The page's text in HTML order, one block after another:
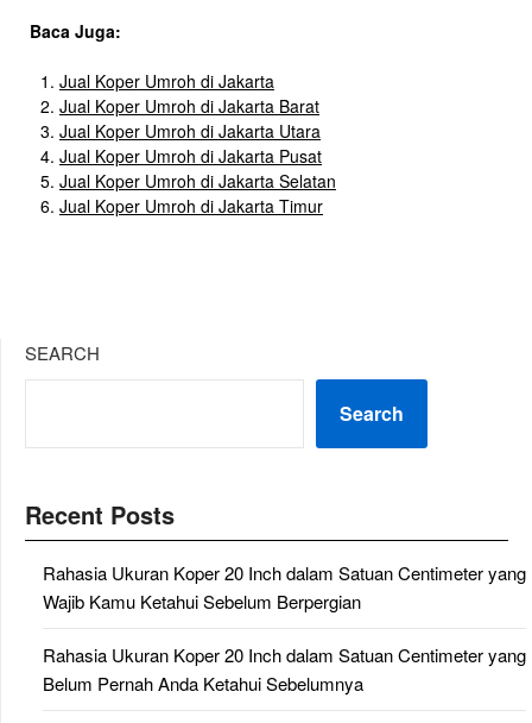
Baca Juga:
Jual Koper Umroh di Jakarta
Jual Koper Umroh di Jakarta Barat
Jual Koper Umroh di Jakarta Utara
Jual Koper Umroh di Jakarta Pusat
Jual Koper Umroh di Jakarta Selatan
Jual Koper Umroh di Jakarta Timur
SEARCH
Search
Recent Posts
Rahasia Ukuran Koper 20 Inch dalam Satuan Centimeter yang
Wajib Kamu Ketahui Sebelum Berpergian
Rahasia Ukuran Koper 20 Inch dalam Satuan Centimeter yang
Belum Pernah Anda Ketahui Sebelumnya